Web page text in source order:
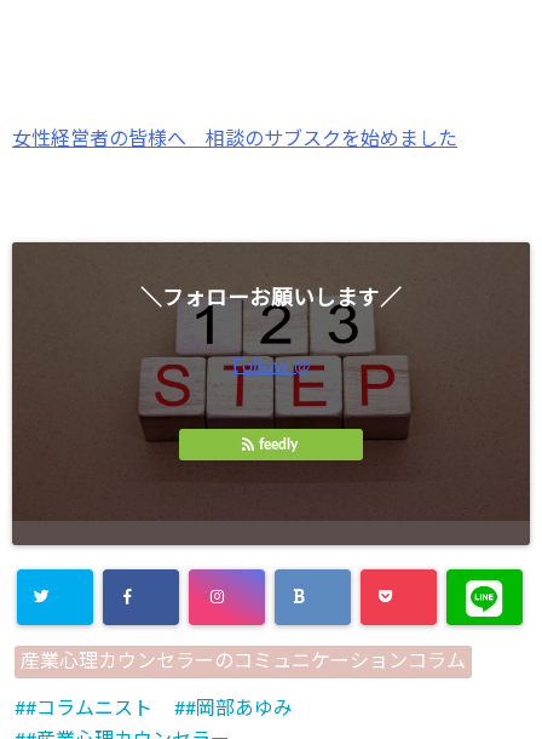
女性経営者の皆様へ 相談のサブスクを始めました
＼フォローお願いします／
Follow @
feedly
産業心理カウンセラーのコミュニケーションコラム
#コラムニスト
#岡部あゆみ